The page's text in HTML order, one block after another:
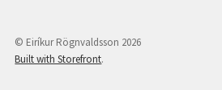
© Eiríkur Rögnvaldsson 2026
Built with Storefront.